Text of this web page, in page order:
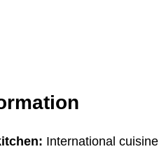
International cuisine